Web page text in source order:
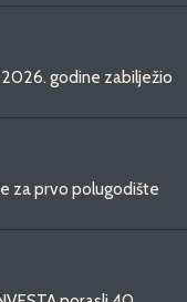
godine zabilježio
za prvo polugodište